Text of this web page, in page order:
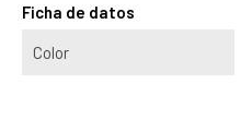
Ficha de datos
Color